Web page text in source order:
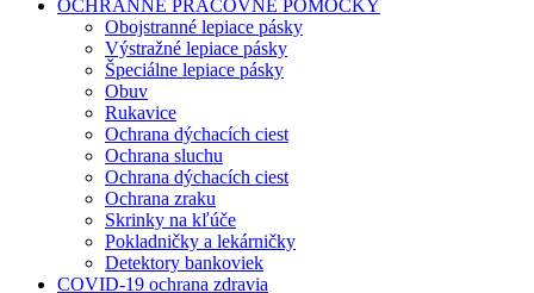
OCHRANNÉ PRACOVNÉ POMOCKY
Obojstranné lepiace pásky
Výstražné lepiace pásky
Špeciálne lepiace pásky
Obuv
Rukavice
Ochrana dýchacích ciest
Ochrana sluchu
Ochrana dýchacích ciest
Ochrana zraku
Skrinky na kľúče
Pokladničky a lekárničky
Detektory bankoviek
COVID-19 ochrana zdravia